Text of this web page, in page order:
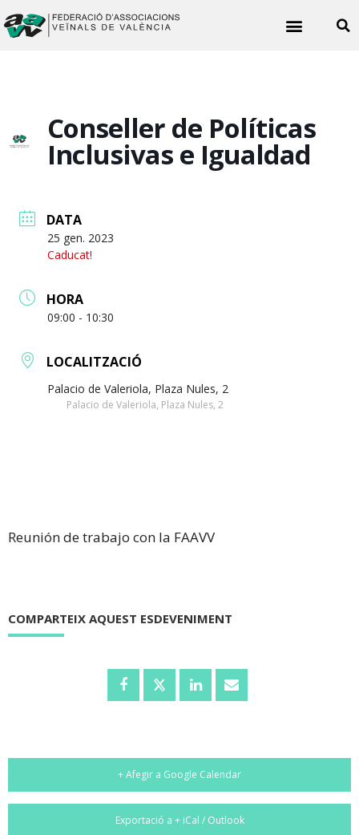
Conseller de Políticas
Inclusivas e Igualdad
DATA
25 gen. 2023
Caducat!
HORA
09:00 - 10:30
LOCALITZACIÓ
Palacio de Valeriola, Plaza Nules, 2
Palacio de Valeriola, Plaza Nules, 2
Reunión de trabajo con la FAAVV
COMPARTEIX AQUEST ESDEVENIMENT
+ Afegir a Google Calendar
Exportació a + iCal / Outlook